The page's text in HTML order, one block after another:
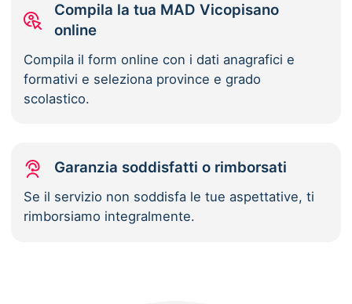
Compila la tua MAD Vicopisano
online
Compila il form online con i dati anagrafici e
formativi e seleziona province e grado
scolastico.
Garanzia soddisfatti o rimborsati
Se il servizio non soddisfa le tue aspettative, ti
rimborsiamo integralmente.